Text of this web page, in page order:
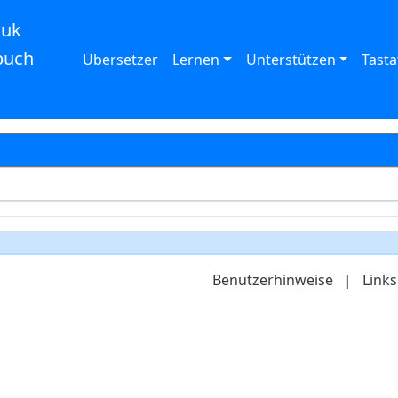
Übersetzer Lernen Unterstützen
Benutzerhinweise | Links